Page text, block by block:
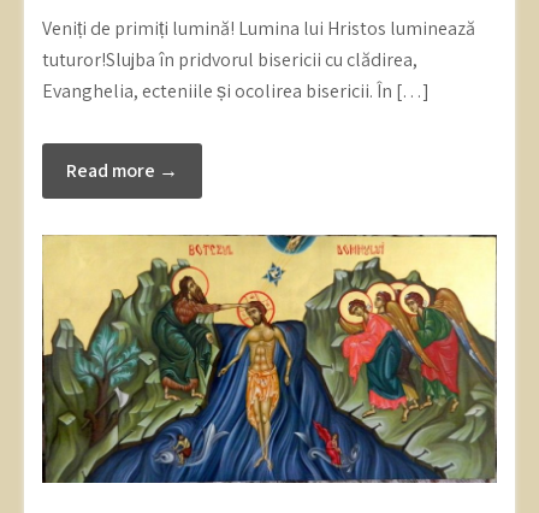
Veniți de primiți lumină! Lumina lui Hristos luminează
tuturor!Slujba în pridvorul bisericii cu clădirea,
Evanghelia, ecteniile și ocolirea bisericii. În […]
Read more →